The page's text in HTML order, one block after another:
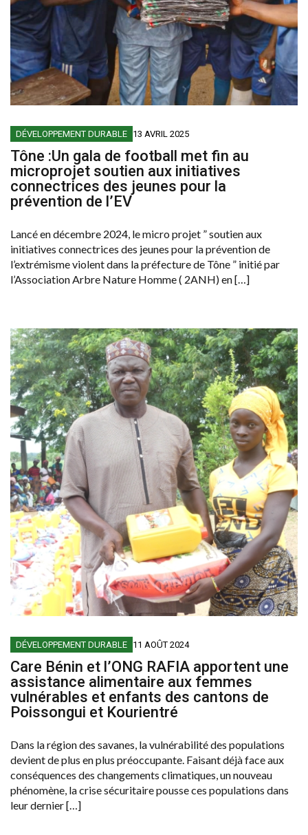
DÉVELOPPEMENT DURABLE 13 AVRIL 2025
Tône :Un gala de football met fin au
microprojet soutien aux initiatives
connectrices des jeunes pour la
prévention de l’EV
Lancé en décembre 2024, le micro projet ” soutien aux
initiatives connectrices des jeunes pour la prévention de
l’extrémisme violent dans la préfecture de Tône ” initié par
l’Association Arbre Nature Homme ( 2ANH) en […]
DÉVELOPPEMENT DURABLE 11 AOÛT 2024
Care Bénin et l’ONG RAFIA apportent une
assistance alimentaire aux femmes
vulnérables et enfants des cantons de
Poissongui et Kourientré
Dans la région des savanes, la vulnérabilité des populations
devient de plus en plus préoccupante. Faisant déjà face aux
conséquences des changements climatiques, un nouveau
phénomène, la crise sécuritaire pousse ces populations dans
leur dernier […]